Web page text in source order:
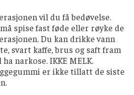
vil du få bedøvelse.
spise fast føde eller røyke de
Du kan drikke vann
svart kaffe, brus og saft fram
narkose. IKKE MELK.
er ikke tillatt de siste